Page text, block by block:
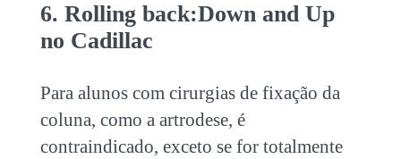
6. Rolling back:Down and Up
no Cadillac
Para alunos com cirurgias de fixação da
coluna, como a artrodese, é
contraindicado, exceto se for totalmente